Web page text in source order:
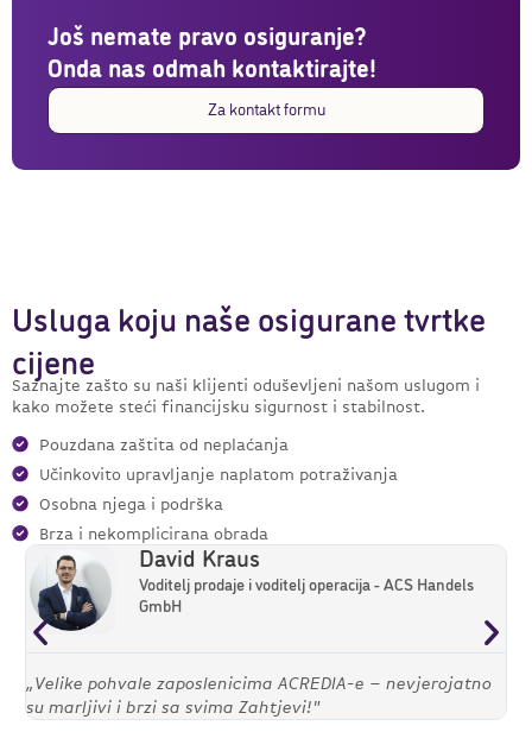
Još nemate pravo osiguranje?
Onda nas odmah kontaktirajte!
Za kontakt formu
Usluga koju naše osigurane tvrtke
cijene
Saznajte zašto su naši klijenti oduševljeni našom uslugom i
kako možete steći financijsku sigurnost i stabilnost.
Pouzdana zaštita od neplaćanja
Učinkovito upravljanje naplatom potraživanja
Osobna njega i podrška
Brza i nekomplicirana obrada
David Kraus
Voditelj prodaje i voditelj operacija - ACS Handels
GmbH
„Velike pohvale zaposlenicima ACREDIA-e – nevjerojatno
su marljivi i brzi sa svima Zahtjevi!"